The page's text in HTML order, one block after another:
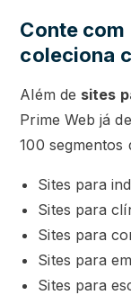
Conte com
coleciona
Além de sites
Prime Web já
100 segmentos
Sites para
Sites para
Sites para
Sites para
Sites para